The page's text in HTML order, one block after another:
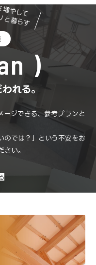
やして
と暮らす
れる。
ージできる、参考プランと
のでは？」という不安をお
さい。